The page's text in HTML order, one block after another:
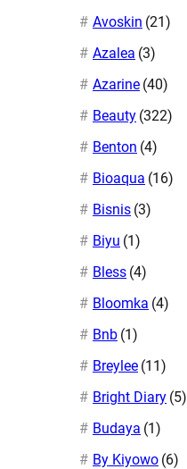
Avoskin (21)
Azalea (3)
Azarine (40)
Beauty (322)
Benton (4)
Bioaqua (16)
Bisnis (3)
Biyu (1)
Bless (4)
Bloomka (4)
Bnb (1)
Breylee (11)
Bright Diary (5)
Budaya (1)
By Kiyowo (6)